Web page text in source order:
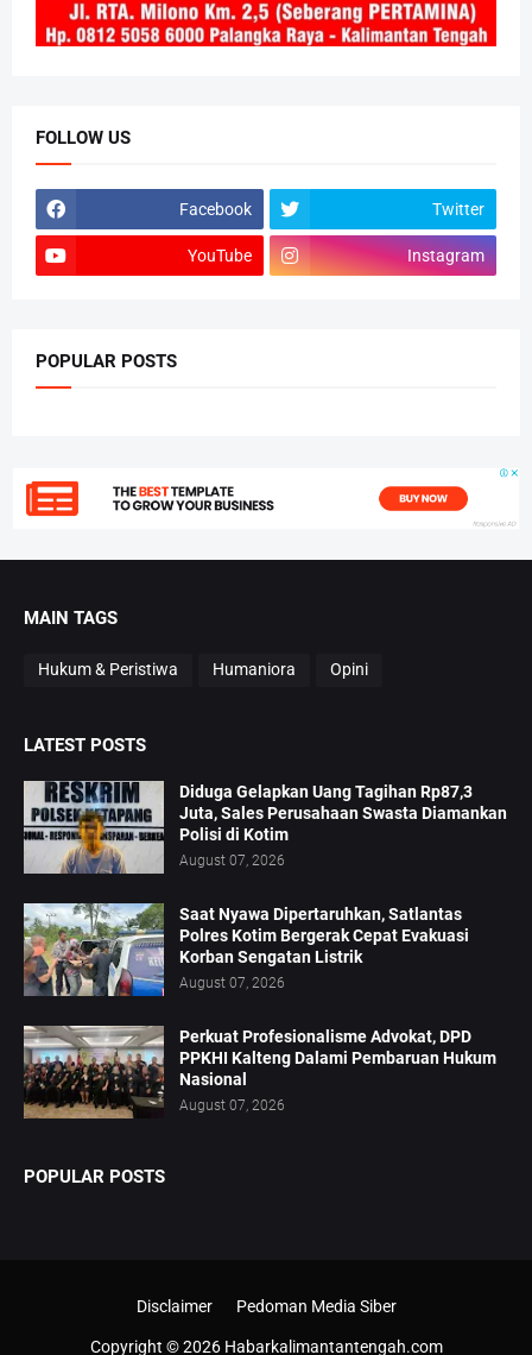
FOLLOW US
Facebook Twitter
YouTube Instagram
POPULAR POSTS
MAIN TAGS
Hukum & Peristiwa Humaniora Opini
LATEST POSTS
Diduga Gelapkan Uang Tagihan Rp87,3
Juta, Sales Perusahaan Swasta Diamankan
Polisi di Kotim
August 07, 2026
Saat Nyawa Dipertaruhkan, Satlantas
Polres Kotim Bergerak Cepat Evakuasi
Korban Sengatan Listrik
August 07, 2026
Perkuat Profesionalisme Advokat, DPD
PPKHI Kalteng Dalami Pembaruan Hukum
Nasional
August 07, 2026
POPULAR POSTS
Copyright ©2026Habarkalimantantengah.com
Disclaimer Pedoman Media Siber